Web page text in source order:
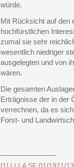
würde.
Mit Rücksicht auf den
hochfürstlichen
zumal sie sehr
wesentlich niedriger
ausgelegten und von
wären.
Die gesamten
Erträgnisse der in der
verrechnen, da es
Forst- und